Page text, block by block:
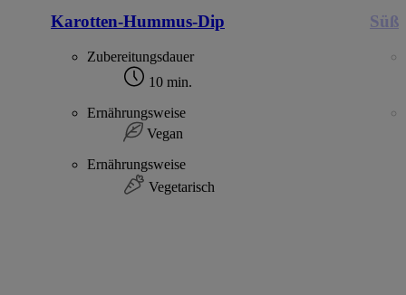
Karotten-Hummus-Dip
Zubereitungsdauer
10 min.
Ernährungsweise
Vegan
Ernährungsweise
Vegetarisch